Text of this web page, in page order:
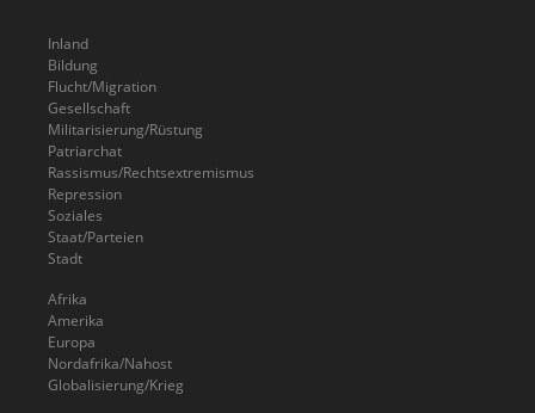
Inland
Bildung
Flucht/Migration
Gesellschaft
Militarisierung/Rüstung
Patriarchat
Rassismus/Rechtsextremismus
Repression
Soziales
Staat/Parteien
Stadt
Afrika
Amerika
Europa
Nordafrika/Nahost
Globalisierung/Krieg